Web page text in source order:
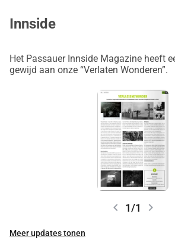
Innside
Het Passauer Innside Magazine heeft
gewijd aan onze “Verlaten Wonderen”.
chevron_left 1/1 chevron_right
Meer updates tonen